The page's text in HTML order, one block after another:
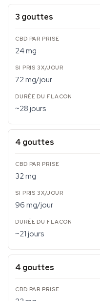
3 gouttes
24 mg
72 mg/jour
~28 jours
4 gouttes
32 mg
96 mg/jour
~21 jours
4 gouttes